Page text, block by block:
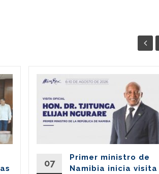
07
Primer ministro de
Namibia inicia visita